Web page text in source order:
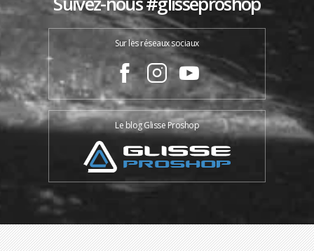
Sur les réseaux sociaux
Le blog Glisse Proshop